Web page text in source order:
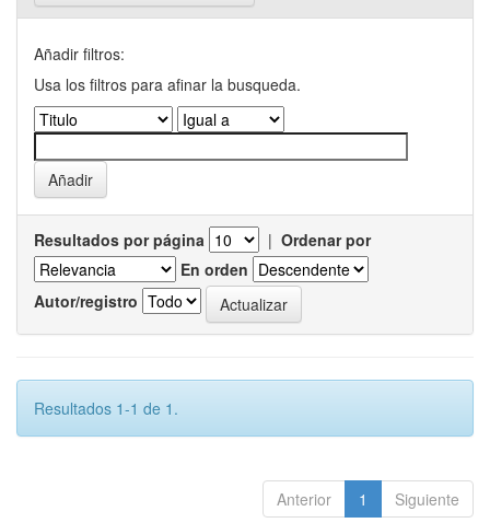
Añadir filtros:
Usa los filtros para afinar la busqueda.
Resultados por página | Ordenar por
En orden
Autor/registro
Resultados 1-1 de 1.
Anterior 1 Siguiente